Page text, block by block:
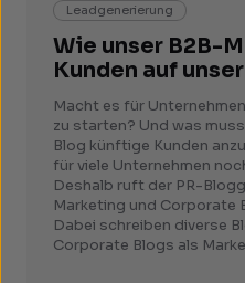
Leadgenerierung
Wie unser B2B-
Kunden auf
Macht es für
zu starten? Und was
Blog künftige Kunden
für viele Unternehmen
Deshalb ruft der PR-
Marketing und Corporate
Dabei schreiben diverse
Corporate Blogs als